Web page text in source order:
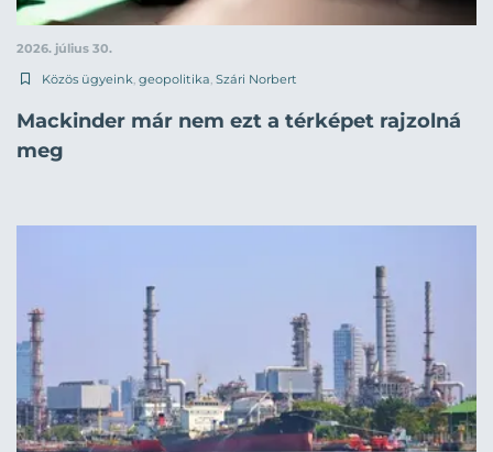
2026. július 30.
Közös ügyeink, geopolitika, Szári Norbert
Mackinder már nem ezt a térképet rajzolná
meg